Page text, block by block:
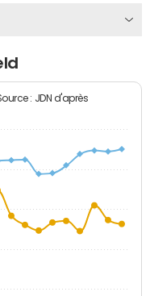
: JDN d'après